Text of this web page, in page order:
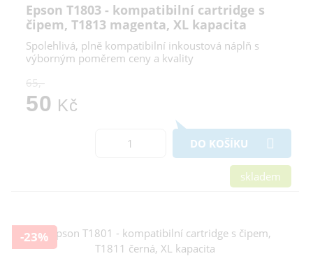
Epson T1803 - kompatibilní cartridge s
čipem, T1813 magenta, XL kapacita
Spolehlivá, plně kompatibilní inkoustová náplň s
výborným poměrem ceny a kvality
65,-
50 Kč
DO KOŠÍKU
skladem
-23%